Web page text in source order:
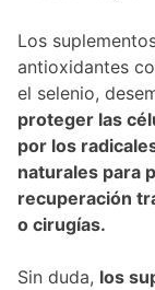
Los
antioxidantes
el selenio,
proteger las
por los
naturales para
recuperación
o cirugías.
Sin duda, los